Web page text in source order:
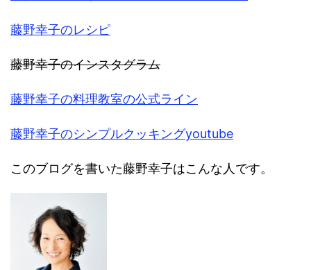
藤野幸子のレシピ
藤野幸子のインスタグラム
藤野幸子の料理教室の公式ライン
藤野幸子のシンプルクッキングyoutube
このブログを書いた藤野幸子はこんな人です。